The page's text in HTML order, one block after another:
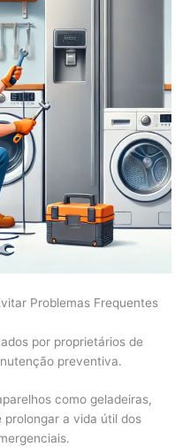
Problemas Frequentes
por proprietários de
preventiva.
como geladeiras,
prolongar a vida útil dos